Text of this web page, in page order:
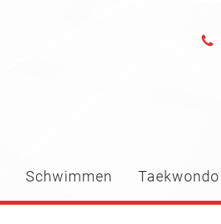
Schwimmen Taekwondo